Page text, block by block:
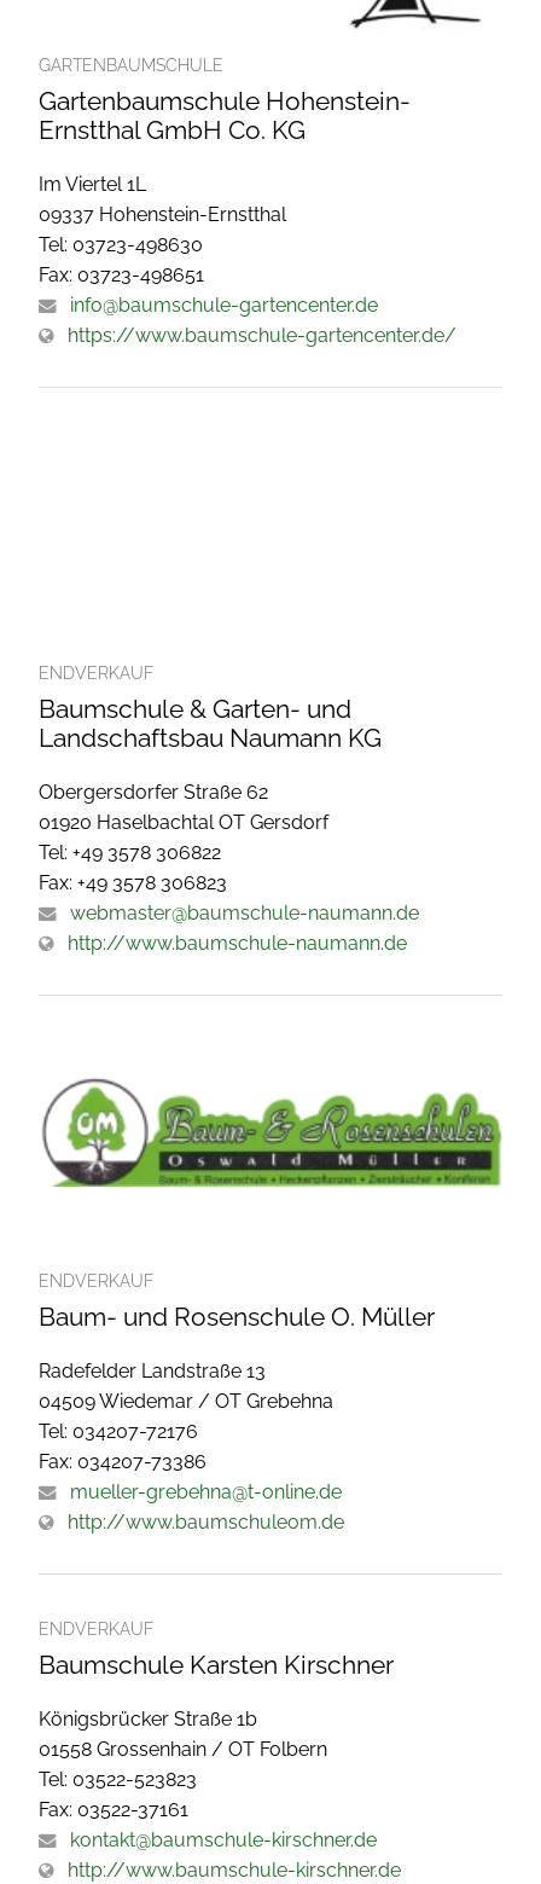
GARTENBAUMSCHULE
Gartenbaumschule Hohenstein-
Ernstthal GmbH Co. KG
Im Viertel 1L
09337 Hohenstein-Ernstthal
Tel: 03723-498630
Fax: 03723-498651
info@baumschule-gartencenter.de
https://www.baumschule-gartencenter.de/
ENDVERKAUF
Baumschule & Garten- und
Landschaftsbau Naumann KG
Obergersdorfer Straße 62
01920 Haselbachtal OT Gersdorf
Tel: +49 3578 306822
Fax: +49 3578 306823
webmaster@baumschule-naumann.de
http://www.baumschule-naumann.de
ENDVERKAUF
Baum- und Rosenschule O. Müller
Radefelder Landstraße 13
04509 Wiedemar / OT Grebehna
Tel: 034207-72176
Fax: 034207-73386
mueller-grebehna@t-online.de
http://www.baumschuleom.de
ENDVERKAUF
Baumschule Karsten Kirschner
Königsbrücker Straße 1b
01558 Grossenhain / OT Folbern
Tel: 03522-523823
Fax: 03522-37161
kontakt@baumschule-kirschner.de
http://www.baumschule-kirschner.de